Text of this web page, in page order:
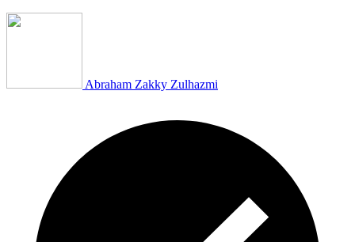
Abraham Zakky Zulhazmi